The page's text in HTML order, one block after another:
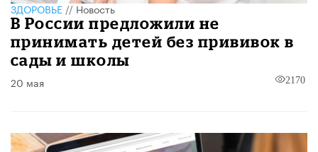
ЗДОРОВЬЕ //Новость
В России предложили не
принимать детей без прививок в
сады и школы
20 мая 2170